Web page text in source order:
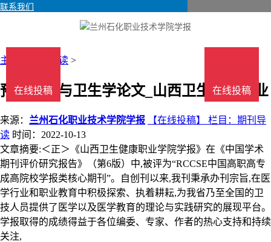
联系我们
主页 期刊导读 >
预防医学与卫生学论文_山西卫生健康职业
来源： 兰州石化职业技术学院学报 【在线投稿】 栏目： 期刊导
读 时间：2022-10-13
文章摘要:＜正＞《山西卫生健康职业学院学报》在《中国学术
期刊评价研究报告》（第6版）中,被评为“RCCSE中国高职高专
成高院校学报类核心期刊”。自创刊以来,我刊秉承办刊宗旨,在医
学行业和职业教育中积极探索、执着耕耘,为我省乃至全国的卫
技人员提供了医学以及医学教育的理论与实践研究的展现平台。
学报取得的成绩得益于各位编委、专家、作者的热心支持和持续
关注,
在线投稿
在线投稿